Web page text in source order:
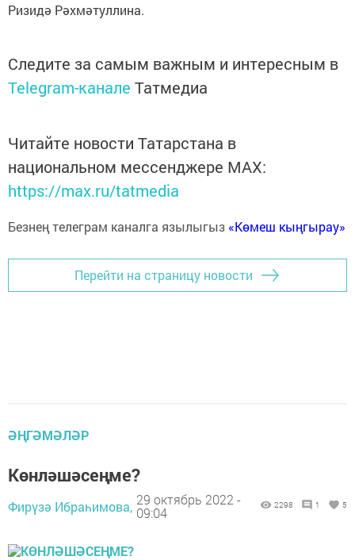
Ри­зи­дә Рәх­мә­тул­ли­на.
Следите за самым важным и интересным в
Telegram-канале Татмедиа
Читайте новости Татарстана в
национальном мессенджере MАХ:
https://max.ru/tatmedia
Безнең телеграм каналга язылыгыз «Көмеш кыңгырау»
Перейти на страницу новости
ӘҢГӘМӘЛӘР
Көнләшәсеңме?
Фирүзә Ибраһимова, 29 октябрь 2022 -
09:04
2298 1 5